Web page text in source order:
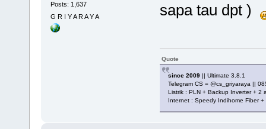
Posts: 1,637
G R I Y A R A Y A
sapa tau dpt )
Quote
since 2009|| Ultimate 3.8.1
Telegram CS = @cs_griyaraya ||
Listrik : PLN + Backup Inverter + 2
Internet : Speedy Indihome Fiber